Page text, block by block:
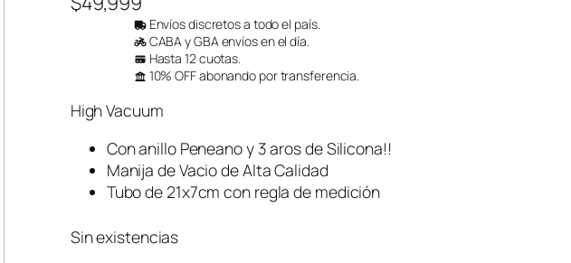
Envíos discretos a todo el país.
CABA y GBA envíos en el día.
Hasta 12 cuotas.
10% OFF abonando por transferencia.
High Vacuum
Con anillo Peneano y 3 aros de Silicona!!
Manija de Vacio de Alta Calidad
Tubo de 21x7cm con regla de medición
Sin existencias